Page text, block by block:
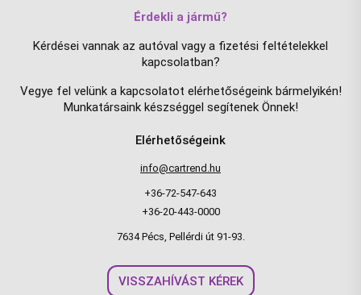
Érdekli a jármű?
Kérdései vannak az autóval vagy a fizetési feltételekkel
kapcsolatban?
Vegye fel velünk a kapcsolatot elérhetőségeink bármelyikén!
Munkatársaink készséggel segítenek Önnek!
Elérhetőségeink
info@cartrend.hu
+36-72-547-643
+36-20-443-0000
7634 Pécs, Pellérdi út 91-93.
VISSZAHÍVÁST KÉREK